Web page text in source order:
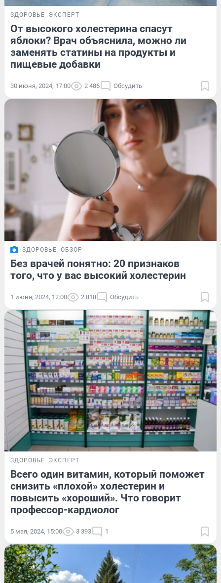
ЗДОРОВЬЕ ЭКСПЕРТ
От высокого холестерина спасут
яблоки? Врач объяснила, можно ли
заменять статины на продукты и
пищевые добавки
30 июня, 2024, 17:00 2 486 Обсудить
ЗДОРОВЬЕ ОБЗОР
Без врачей понятно: 20 признаков
того, что у вас высокий холестерин
1 июня, 2024, 12:00 2 818 Обсудить
ЗДОРОВЬЕ ЭКСПЕРТ
Всего один витамин, который поможет
снизить «плохой» холестерин и
повысить «хороший». Что говорит
профессор-кардиолог
5 мая, 2024, 15:00 3 393 1